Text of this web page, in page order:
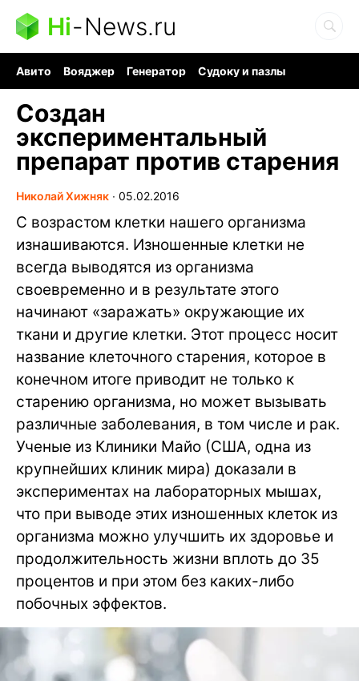
Hi-News.ru
Авито Вояджер Генератор
Судоку и пазлы
Создан
экспериментальный
препарат против старения
Николай Хижняк ∙ 05.02.2016
С возрастом клетки нашего организма
изнашиваются. Изношенные клетки не
всегда выводятся из организма
своевременно и в результате этого
начинают «заражать» окружающие их
ткани и другие клетки. Этот процесс носит
название клеточного старения, которое в
конечном итоге приводит не только к
старению организма, но может вызывать
различные заболевания, в том числе и рак.
Ученые из Клиники Майо (США, одна из
крупнейших клиник мира) доказали в
экспериментах на лабораторных мышах,
что при выводе этих изношенных клеток из
организма можно улучшить их здоровье и
продолжительность жизни вплоть до 35
процентов и при этом без каких-либо
побочных эффектов.